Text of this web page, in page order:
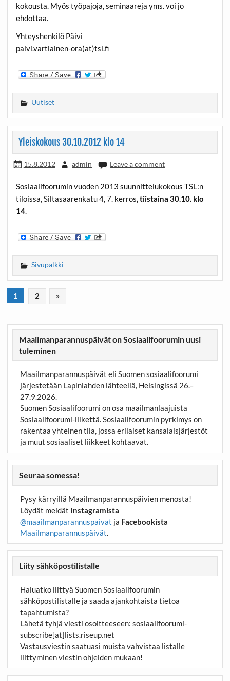
kokousta. Myös työpajoja, seminaareja yms. voi jo
ehdottaa.
Yhteyshenkilö Päivi
paivi.vartiainen-ora(at)tsl.fi
Uutiset
Yleiskokous 30.10.2012 klo 14
15.8.2012 admin Leave a comment
Sosiaalifoorumin vuoden 2013 suunnittelukokous TSL:n
tiloissa, Siltasaarenkatu 4, 7. kerros, tiistaina 30.10. klo
14.
Sivupalkki
1 2 »
Maailmanparannuspäivät on Sosiaalifoorumin uusi
tuleminen
Maailmanparannuspäivät eli Suomen sosiaalifoorumi
järjestetään Lapinlahden lähteellä, Helsingissä 26.–
27.9.2026.
Suomen Sosiaalifoorumi on osa maailmanlaajuista
Sosiaalifoorumi-liikettä. Sosiaalifoorumin pyrkimys on
rakentaa yhteinen tila, jossa erilaiset kansalaisjärjestöt
ja muut sosiaaliset liikkeet kohtaavat.
Seuraa somessa!
Pysy kärryillä Maailmanparannuspäivien menosta!
Löydät meidät Instagramista
@maailmanparannuspaivat ja Facebookista
Maailmanparannuspäivät.
Liity sähköpostilistalle
Haluatko liittyä Suomen Sosiaalifoorumin
sähköpostilistalle ja saada ajankohtaista tietoa
tapahtumista?
Lähetä tyhjä viesti osoitteeseen: sosiaalifoorumi-
subscribe[at]lists.riseup.net
Vastausviestin saatuasi muista vahvistaa listalle
liittyminen viestin ohjeiden mukaan!